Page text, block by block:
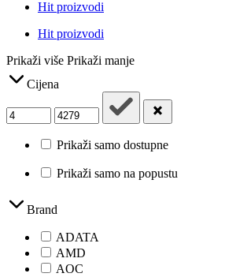
Hit proizvodi
Hit proizvodi
Prikaži više Prikaži manje
Cijena
Prikaži samo dostupne
Prikaži samo na popustu
Brand
ADATA
AMD
AOC